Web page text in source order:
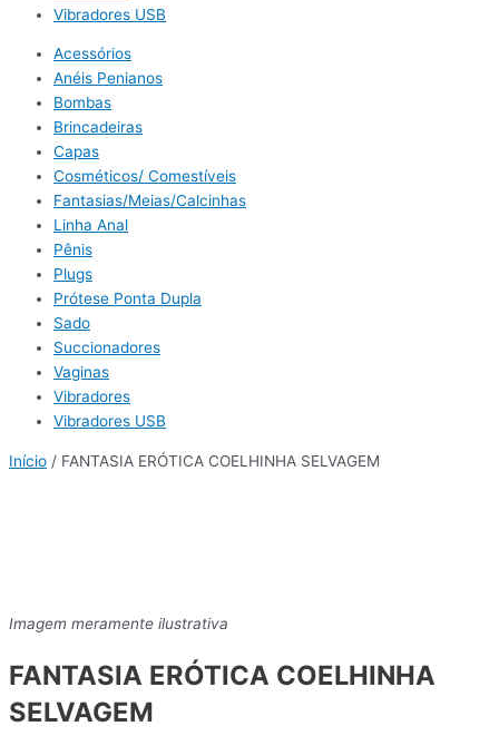
Vibradores USB
Acessórios
Anéis Penianos
Bombas
Brincadeiras
Capas
Cosméticos/ Comestíveis
Fantasias/Meias/Calcinhas
Linha Anal
Pênis
Plugs
Prótese Ponta Dupla
Sado
Succionadores
Vaginas
Vibradores
Vibradores USB
Início / FANTASIA ERÓTICA COELHINHA SELVAGEM
Imagem meramente ilustrativa
FANTASIA ERÓTICA COELHINHA
SELVAGEM